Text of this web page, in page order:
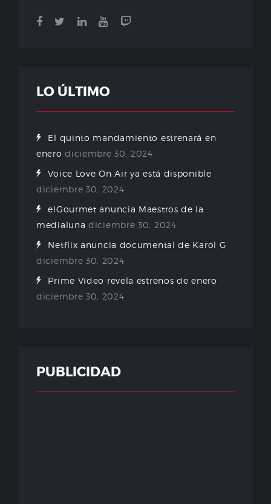
LO ÚLTIMO
El quinto mandamiento estrenará en
enero diciembre 30, 2024
Voice Love On Air ya está disponible
diciembre 30, 2024
elGourmet anuncia Maestros de la
medialuna diciembre 30, 2024
Netflix anuncia documental de Karol G
diciembre 30, 2024
Prime Video revela estrenos de enero
diciembre 30, 2024
PUBLICIDAD